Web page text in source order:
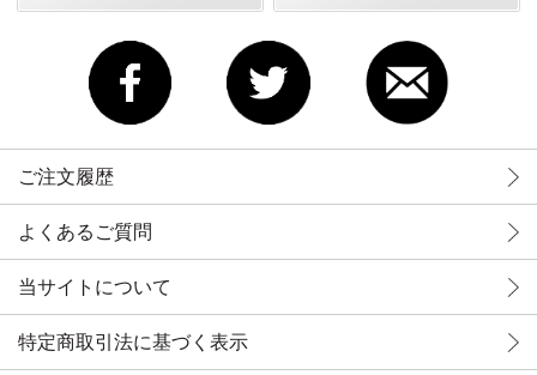
ご注文履歴
よくあるご質問
当サイトについて
特定商取引法に基づく表示